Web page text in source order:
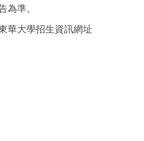
為準。
華大學招生資訊網址